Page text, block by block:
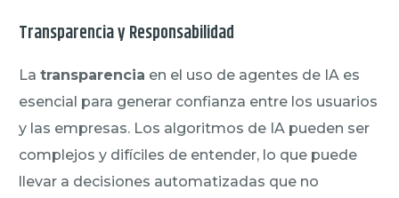
Transparencia y Responsabilidad
Latransparencia en el uso de agentes de IA es
esencial para generar confianza entre los usuarios
y las empresas. Los algoritmos de IA pueden ser
complejos y difíciles de entender, lo que puede
llevar a decisiones automatizadas que no